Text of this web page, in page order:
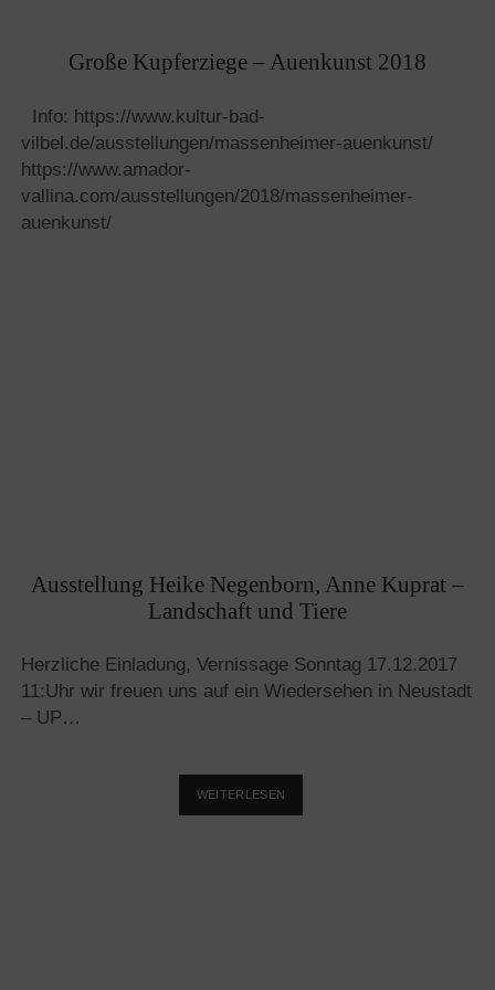
Große Kupferziege – Auenkunst 2018
Info: https://www.kultur-bad-
vilbel.de/ausstellungen/massenheimer-auenkunst/
https://www.amador-
vallina.com/ausstellungen/2018/massenheimer-
auenkunst/
Ausstellung Heike Negenborn, Anne Kuprat –
Landschaft und Tiere
Herzliche Einladung, Vernissage Sonntag 17.12.2017
11:Uhr wir freuen uns auf ein Wiedersehen in Neustadt
– UP…
WEITERLESEN
HEIKE